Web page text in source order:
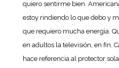
quiero sentirme bien.
estoy rindiendo lo que debo y
que requiero mucha energia.
en adultos la televisión, en fin.
hace referencia al protector